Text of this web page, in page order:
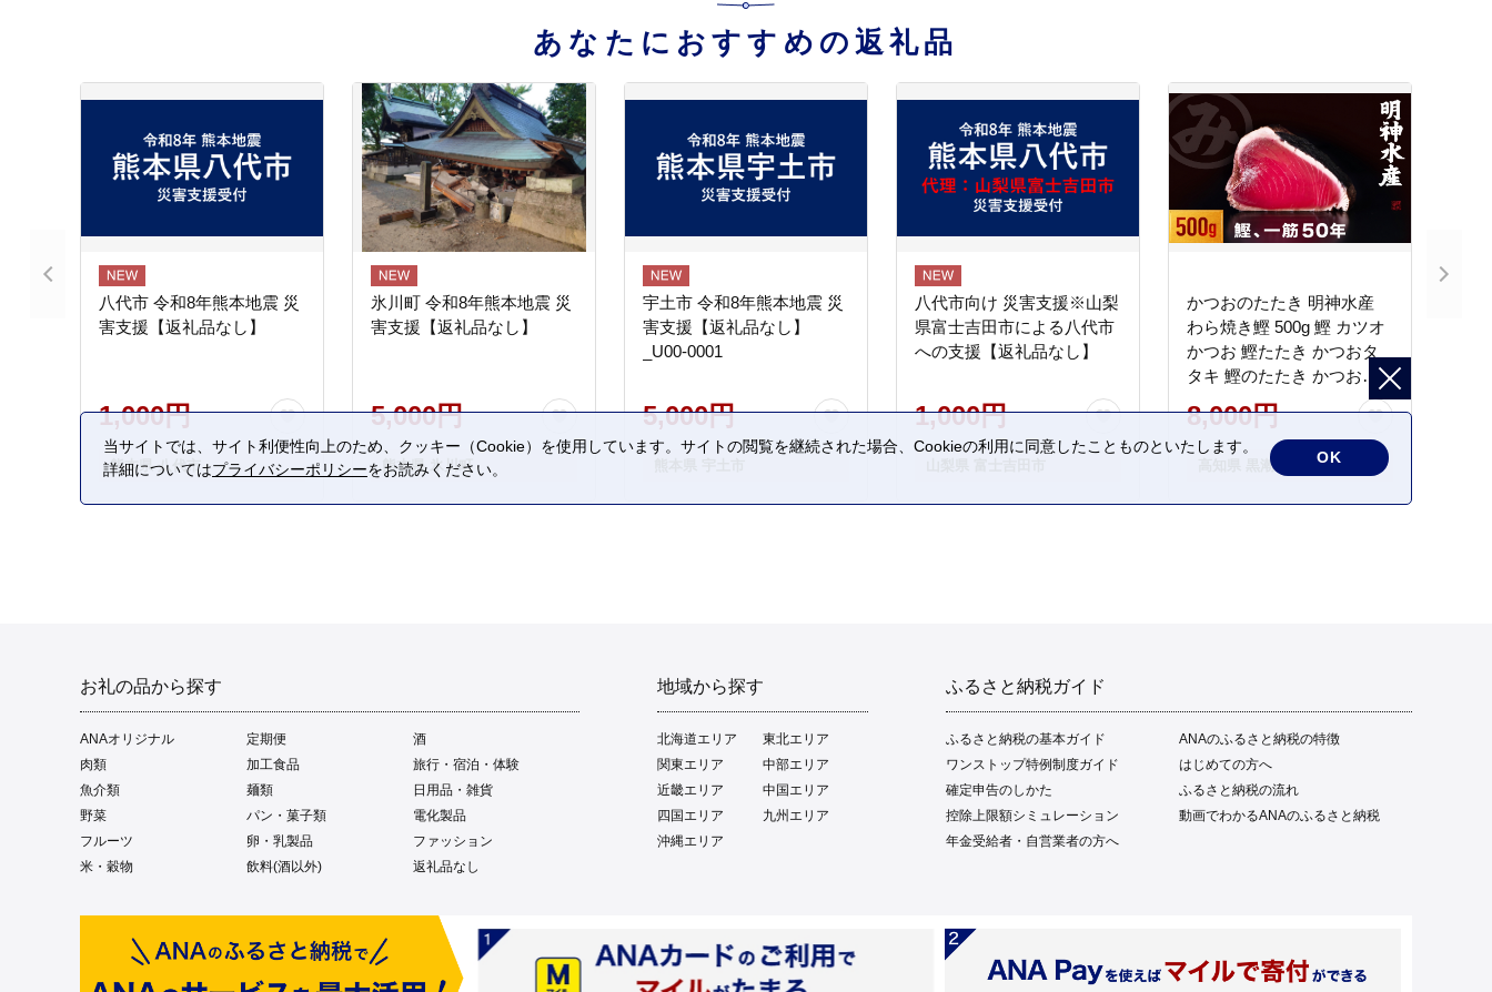
あなたにおすすめの返礼品
八代市 令和8年熊本地震 災
害支援【返礼品なし】
1,000円
熊本県 八代市
氷川町 令和8年熊本地震 災
害支援【返礼品なし】
5,000円
熊本県 氷川町
宇土市 令和8年熊本地震 災
害支援【返礼品なし】
_U00-0001
5,000円
八代市向け 災害支援※山梨
県富士吉田市による八代市
への支援【返礼品なし】
1,000円
かつおのたたき 明神水産
わら焼き鰹 500g 鰹 カツオ
かつお 鰹たたき かつおタ
タキ 鰹のたたき かつおの
タタキ 藁焼き わら焼き 魚
さかな 海鮮 刺身 お刺身 冷
凍 ご家庭用 グルメ 特産品
ご当地 本場 高知 黒潮町 ギ
8,000円
高知県 黒潮町
お礼の品から探す
ANAオリジナル 定期便
酒
肉類
加工食品
旅行・宿泊・体験
魚介類
麺類
日用品・雑貨
野菜
パン・菓子類
電化製品
フルーツ
卵・乳製品
ファッション
米・穀物
飲料(酒以外) 返礼品なし
地域から探す
北海道エリア
東北エリア
関東エリア
中部エリア
近畿エリア
中国エリア
四国エリア
九州エリア
沖縄エリア
ふるさと納税ガイド
ふるさと納税の基本ガイド
ANAのふるさと納税の特徴
ワンストップ特例制度ガイド
はじめての方へ
確定申告のしかた
ふるさと納税の流れ
控除上限額シミュレーション
動画でわかるANAのふるさと納税
年金受給者・自営業者の方へ
当サイトでは、サイト利便性向上のため、クッキー（Cookie）を使用しています。サイトの閲覧を継続された場合、Cookieの利用に同意したことものといたします。
詳細についてはプライバシーポリシーをお読みください。
OK